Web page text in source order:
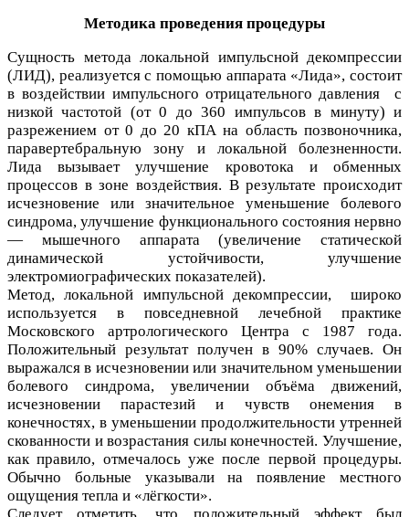
Методика проведения процедуры
Сущность метода локальной импульсной декомпрессии
(ЛИД), реализуется с помощью аппарата «Лида», состоит
в воздействии импульсного отрицательного давления с
низкой частотой (от 0 до 360 импульсов в минуту) и
разрежением от 0 до 20 кПА на область позвоночника,
паравертебральную зону и локальной болезненности.
Лида вызывает улучшение кровотока и обменных
процессов в зоне воздействия. В результате происходит
исчезновение или значительное уменьшение болевого
синдрома, улучшение функционального состояния нервно
— мышечного аппарата (увеличение статической
динамической устойчивости, улучшение
электромиографических показателей).
Метод, локальной импульсной декомпрессии, широко
используется в повседневной лечебной практике
Московского артрологического Центра с 1987 года.
Положительный результат получен в 90% случаев. Он
выражался в исчезновении или значительном уменьшении
болевого синдрома, увеличении объёма движений,
исчезновении парастезий и чувств онемения в
конечностях, в уменьшении продолжительности утренней
скованности и возрастания силы конечностей. Улучшение,
как правило, отмечалось уже после первой процедуры.
Обычно больные указывали на появление местного
ощущения тепла и «лёгкости».